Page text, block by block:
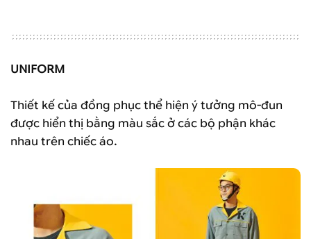
UNIFORM
Thiết kế của đồng phục thể hiện ý tưởng mô-đun
được hiển thị bằng màu sắc ở các bộ phận khác
nhau trên chiếc áo.